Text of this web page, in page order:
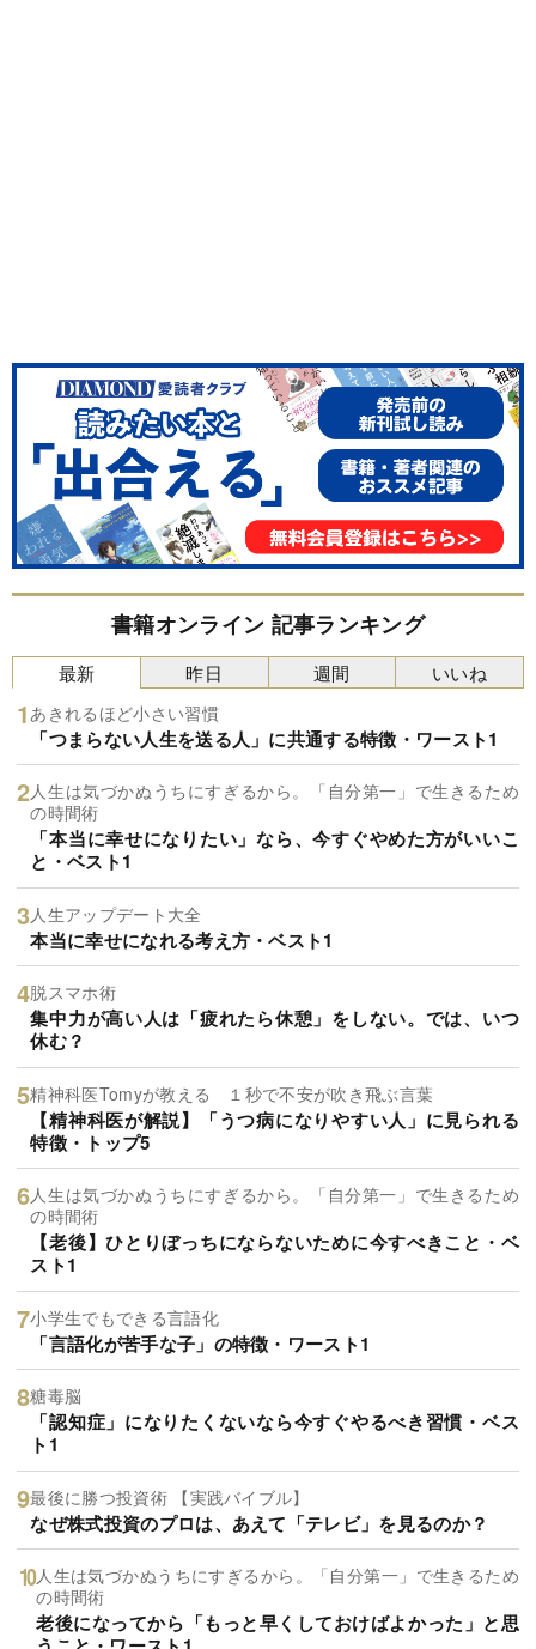
書籍オンライン 記事ランキング
最新
あきれるほど小さい習慣
「つまらない人生を送る人」に共通する特徴・ワースト1
人生は気づかぬうちにすぎるから。「自分第一」で生きるため
の時間術
「本当に幸せになりたい」なら、今すぐやめた方がいいこ
と・ベスト1
人生アップデート大全
本当に幸せになれる考え方・ベスト1
脱スマホ術
集中力が高い人は「疲れたら休憩」をしない。では、いつ
休む？
精神科医Tomyが教える １秒で不安が吹き飛ぶ言葉
【精神科医が解説】「うつ病になりやすい人」に見られる
特徴・トップ5
人生は気づかぬうちにすぎるから。「自分第一」で生きるため
の時間術
【老後】ひとりぼっちにならないために今すべきこと・ベ
スト1
小学生でもできる言語化
「言語化が苦手な子」の特徴・ワースト1
糖毒脳
「認知症」になりたくないなら今すぐやるべき習慣・ベス
ト1
最後に勝つ投資術 【実践バイブル】
なぜ株式投資のプロは、あえて「テレビ」を見るのか？
人生は気づかぬうちにすぎるから。「自分第一」で生きるため
の時間術
老後になってから「もっと早くしておけばよかった」と思
昨日 週間 いいね